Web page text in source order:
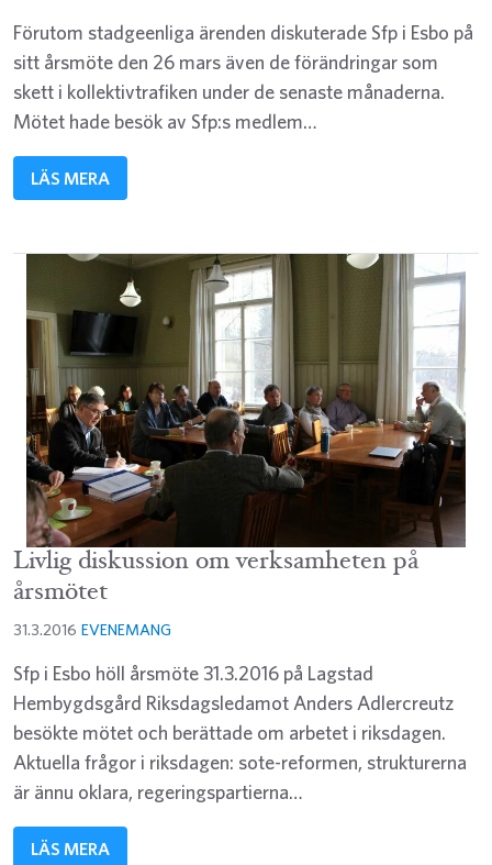
Förutom stadgeenliga ärenden diskuterade Sfp i Esbo på
sitt årsmöte den 26 mars även de förändringar som
skett i kollektivtrafiken under de senaste månaderna.
Mötet hade besök av Sfp:s medlem…
LÄS MERA
Livlig diskussion om verksamheten på
årsmötet
31.3.2016 EVENEMANG
Sfp i Esbo höll årsmöte 31.3.2016 på Lagstad
Hembygdsgård Riksdagsledamot Anders Adlercreutz
besökte mötet och berättade om arbetet i riksdagen.
Aktuella frågor i riksdagen: sote-reformen, strukturerna
är ännu oklara, regeringspartierna…
LÄS MERA